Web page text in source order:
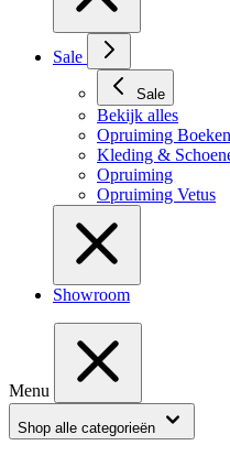
Sale
Sale
Bekijk alles
Opruiming Boeken
Kleding &
Opruiming
Opruiming Vetus
Showroom
Menu
Shop alle categorieën